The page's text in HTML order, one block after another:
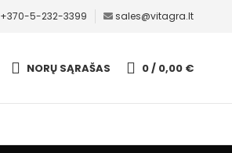
+370-5-232-3399 sales@vitagra.lt
NORŲ SĄRAŠAS 0/ 0,00 €